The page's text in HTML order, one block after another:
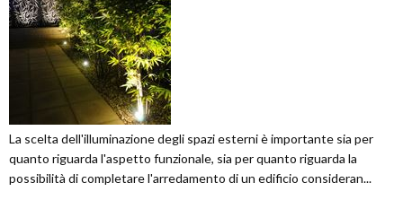
La scelta dell'illuminazione degli spazi esterni è importante sia per
quanto riguarda l'aspetto funzionale, sia per quanto riguarda la
possibilità di completare l'arredamento di un edificio consideran...